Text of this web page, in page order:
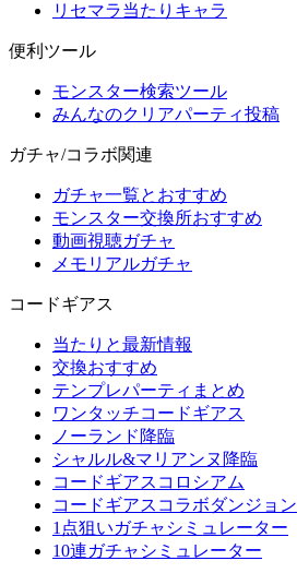
リセマラ当たりキャラ
便利ツール
モンスター検索ツール
みんなのクリアパーティ投稿
ガチャ/コラボ関連
ガチャ一覧とおすすめ
モンスター交換所おすすめ
動画視聴ガチャ
メモリアルガチャ
コードギアス
当たりと最新情報
交換おすすめ
テンプレパーティまとめ
ワンタッチコードギアス
ノーランド降臨
シャルル&マリアンヌ降臨
コードギアスコロシアム
コードギアスコラボダンジョン
1点狙いガチャシミュレーター
10連ガチャシミュレーター